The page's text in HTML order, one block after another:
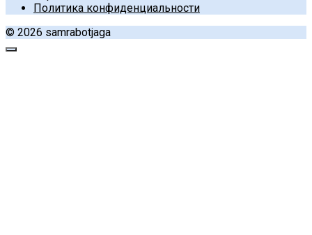
Политика конфиденциальности
© 2026 samrabotjaga